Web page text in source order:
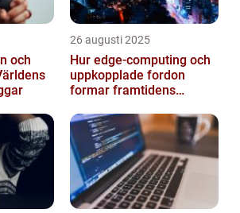
och
26 augusti 2025
Hur edge‑computing och
uppkopplade fordon
formar framtidens